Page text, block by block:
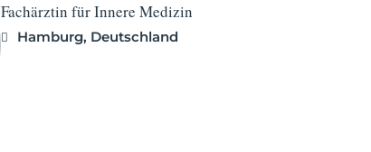
Fachärztin für Innere Medizin
Hamburg, Deutschland